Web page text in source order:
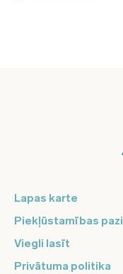
Lapas karte
Piekļūstamības
Viegli lasīt
Privātuma politika